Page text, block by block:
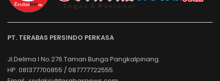
PT. TERABAS PERSINDO PERKASA
Jl.Delima I No.276.Taman Bunga Pangkalpinang.
HP. 081377700855 / 087777722555